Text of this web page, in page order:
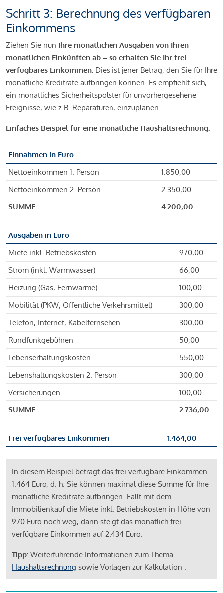
Schritt 3: Berechnung des verfügbaren
Einkommens
Ziehen Sie nun Ihre monatlichen Ausgaben von Ihren
monatlichen Einkünften ab – so erhalten Sie Ihr frei
verfügbares Einkommen. Dies ist jener Betrag, den Sie für Ihre
monatliche Kreditrate aufbringen können. Es empfiehlt sich,
ein monatliches Sicherheitspolster für unvorhergesehene
Ereignisse, wie z.B. Reparaturen, einzuplanen.
Einfaches Beispiel für eine monatliche Haushaltsrechnung:
Einnahmen in Euro
Nettoeinkommen 1. Person
1.850,00
Nettoeinkommen 2. Person
2.350,00
SUMME
4.200,00
Ausgaben in Euro
Miete inkl. Betriebskosten
970,00
Strom (inkl. Warmwasser)
66,00
Heizung (Gas, Fernwärme)
100,00
Mobilität (PKW, Öffentliche Verkehrsmittel)
300,00
Telefon, Internet, Kabelfernsehen
300,00
Rundfunkgebühren
50,00
Lebenserhaltungskosten
550,00
Lebenshaltungskosten 2. Person
300,00
Versicherungen
100,00
SUMME
2.736,00
Frei verfügbares Einkommen 1.464,00
In diesem Beispiel beträgt das frei verfügbare Einkommen
1.464 Euro, d. h. Sie können maximal diese Summe für Ihre
monatliche Kreditrate aufbringen. Fällt mit dem
Immobilienkauf die Miete inkl. Betriebskosten in Höhe von
970 Euro noch weg, dann steigt das monatlich frei
verfügbare Einkommen auf 2.434 Euro.
Tipp: Weiterführende Informationen zum Thema
Haushaltsrechnung sowie Vorlagen zur Kalkulation .